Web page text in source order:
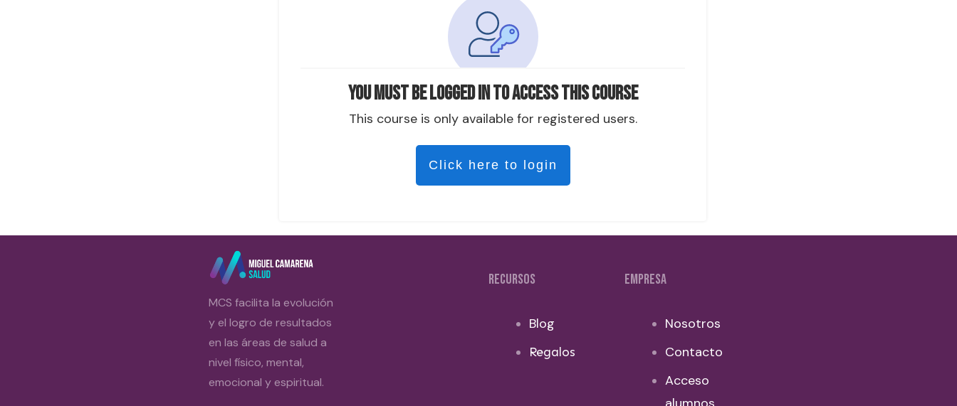
You must be logged in to access this course
This course is only available for registered users.
Click here to login
MCS facilita la evolución
y el logro de resultados
en las áreas de salud a
nivel físico, mental,
emocional y espiritual.
RECURSOS
Blog
Regalos
EMPRESA
Nosotros
Contacto
Acceso